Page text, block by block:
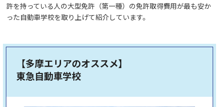
許を持っている人の大型免許（第一種）の免許取得費用が最も安か
った自動車学校を取り上げて紹介しています。
【多摩エリアのオススメ】
東急自動車学校